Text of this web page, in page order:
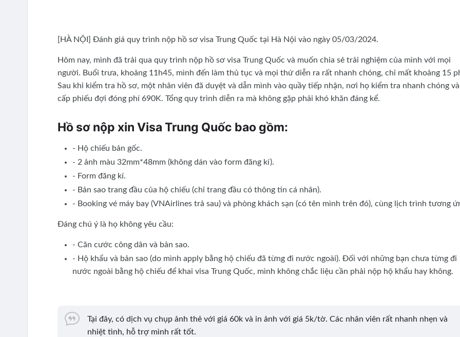
[HÀ NỘI] Đánh giá quy trình nộp hồ sơ visa Trung Quốc tại Hà Nội vào ngày 05/03/2024.
Hôm nay, mình đã trải qua quy trình nộp hồ sơ visa Trung Quốc và muốn chia sẻ trải nghiệm của mình với mọi
người. Buổi trưa, khoảng 11h45, mình đến làm thủ tục và mọi thứ diễn ra rất nhanh chóng, chỉ mất khoảng 15
Sau khi kiểm tra hồ sơ, một nhân viên đã duyệt và dẫn mình vào quầy tiếp nhận, nơi họ kiểm tra nhanh chóng và
cấp phiếu đợi đóng phí 690K. Tổng quy trình diễn ra mà không gặp phải khó khăn đáng kể.
Hồ sơ nộp xin Visa Trung Quốc bao gồm:
- Hộ chiếu bản gốc.
- 2 ảnh màu 32mm*48mm (không dán vào form đăng kí).
- Form đăng kí.
- Bản sao trang đầu của hộ chiếu (chỉ trang đầu có thông tin cá nhân).
- Booking vé máy bay (VNAirlines trả sau) và phòng khách sạn (có tên mình trên đó), cùng lịch trình tương
Đáng chú ý là họ không yêu cầu:
- Căn cước công dân và bản sao.
- Hộ khẩu và bản sao (do mình apply bằng hộ chiếu đã từng đi nước ngoài). Đối với những bạn chưa từng đi
nước ngoài bằng hộ chiếu để khai visa Trung Quốc, mình không chắc liệu cần phải nộp hộ khẩu hay không.
Tại đây, có dịch vụ chụp ảnh thẻ với giá 60k và in ảnh với giá 5k/tờ. Các nhân viên rất nhanh nhẹn và
nhiệt tình, hỗ trợ mình rất tốt.